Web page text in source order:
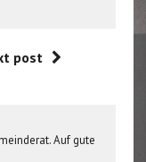
post
Auf gute